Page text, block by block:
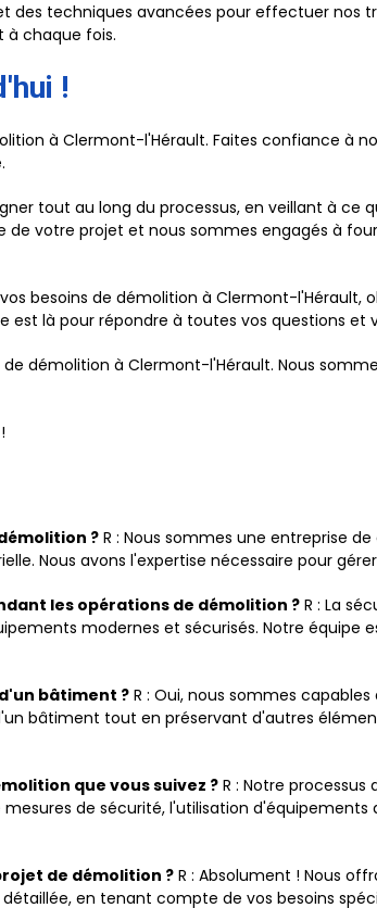
des techniques avancées pour effectuer nos
à chaque fois.
!
à Clermont-l'Hérault. Faites confiance à
tout au long du processus, en veillant à ce
votre projet et nous sommes engagés à
besoins de démolition à Clermont-
là pour répondre à toutes vos questions
démolition à Clermont-l'Hérault. Nous
? R : Nous sommes une entreprise
Nous avons l'expertise nécessaire pour
les opérations de démolition ? R : La
modernes et sécurisés. Notre équipe
bâtiment ? R : Oui, nous sommes
bâtiment tout en préservant d'autres
que vous suivez ? R : Notre
de sécurité, l'utilisation
de démolition ? R : Absolument ! Nous
en tenant compte de vos besoins